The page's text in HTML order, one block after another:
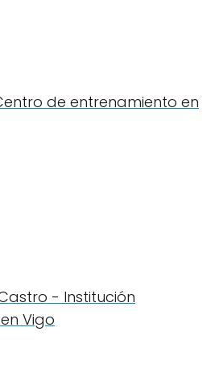
de entrenamiento en
- Institución
Vigo